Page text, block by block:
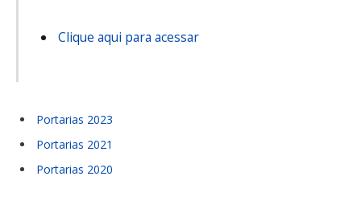
Clique aqui para acessar
Portarias 2023
Portarias 2021
Portarias 2020